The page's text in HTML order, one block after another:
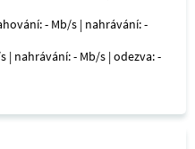
- Mb/s | nahrávání: -
| nahrávání: - Mb/s | odezva: -